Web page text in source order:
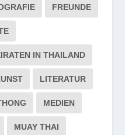
FREUNDE
IN THAILAND
LITERATUR
MEDIEN
MUAY THAI